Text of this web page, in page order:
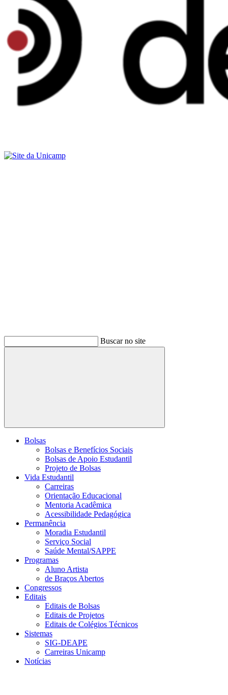
Buscar no site
Buscar
Bolsas
Bolsas e Benefícios Sociais
Bolsas de Apoio Estudantil
Projeto de Bolsas
Vida Estudantil
Carreiras
Orientação Educacional
Mentoria Acadêmica
Acessibilidade Pedagógica
Permanência
Moradia Estudantil
Serviço Social
Saúde Mental/SAPPE
Programas
Aluno Artista
de Braços Abertos
Congressos
Editais
Editais de Bolsas
Editais de Projetos
Editais de Colégios Técnicos
Sistemas
SIG-DEAPE
Carreiras Unicamp
Notícias